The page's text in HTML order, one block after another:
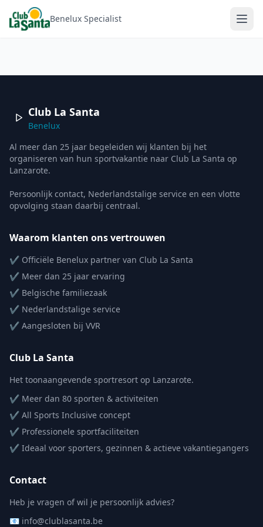
Benelux Specialist
Club La Santa
Benelux
Al meer dan 25 jaar begeleiden wij klanten bij het
organiseren van hun sportvakantie naar Club La Santa op
Lanzarote.
Persoonlijk contact, Nederlandstalige service en een vlotte
opvolging staan daarbij centraal.
Waarom klanten ons vertrouwen
✔ Officiële Benelux partner van Club La Santa
✔ Meer dan 25 jaar ervaring
✔ Belgische familiezaak
✔ Nederlandstalige service
✔ Aangesloten bij VVR
Club La Santa
Het toonaangevende sportresort op Lanzarote.
✔ Meer dan 80 sporten & activiteiten
✔ All Sports Inclusive concept
✔ Professionele sportfaciliteiten
✔ Ideaal voor sporters, gezinnen & actieve vakantiegangers
Contact
Heb je vragen of wil je persoonlijk advies?
📧 info@clublasanta.be